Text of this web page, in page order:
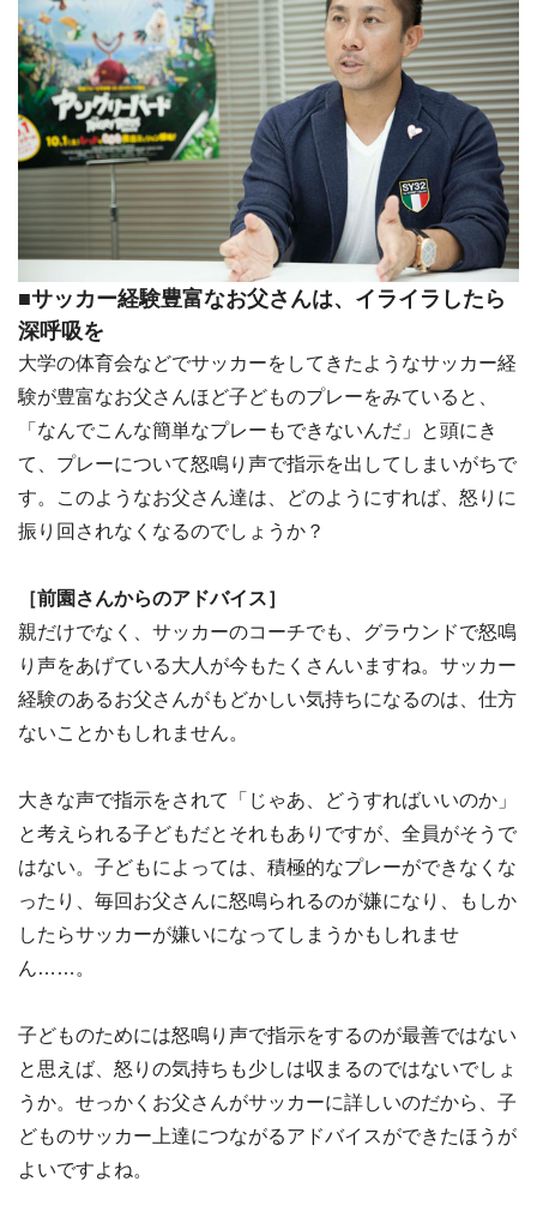
■サッカー経験豊富なお父さんは、イライラしたら
深呼吸を
大学の体育会などでサッカーをしてきたようなサッカー経
験が豊富なお父さんほど子どものプレーをみていると、
「なんでこんな簡単なプレーもできないんだ」と頭にき
て、プレーについて怒鳴り声で指示を出してしまいがちで
す。このようなお父さん達は、どのようにすれば、怒りに
振り回されなくなるのでしょうか？
［前園さんからのアドバイス］
親だけでなく、サッカーのコーチでも、グラウンドで怒鳴
り声をあげている大人が今もたくさんいますね。サッカー
経験のあるお父さんがもどかしい気持ちになるのは、仕方
ないことかもしれません。
大きな声で指示をされて「じゃあ、どうすればいいのか」
と考えられる子どもだとそれもありですが、全員がそうで
はない。子どもによっては、積極的なプレーができなくな
ったり、毎回お父さんに怒鳴られるのが嫌になり、もしか
したらサッカーが嫌いになってしまうかもしれませ
ん……。
子どものためには怒鳴り声で指示をするのが最善ではない
と思えば、怒りの気持ちも少しは収まるのではないでしょ
うか。せっかくお父さんがサッカーに詳しいのだから、子
どものサッカー上達につながるアドバイスができたほうが
よいですよね。